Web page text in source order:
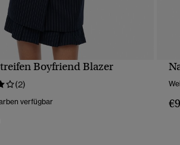
SCHNELLANSICHT
Boyfriend Blazer
(2)
verfügbar